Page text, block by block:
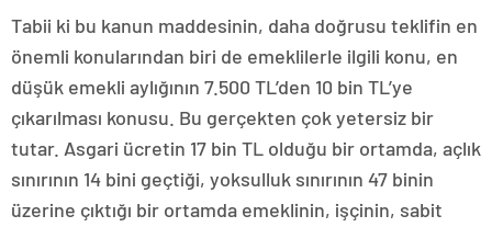
Tabii ki bu kanun maddesinin, daha doğrusu teklifin en
önemli konularından biri de emeklilerle ilgili konu, en
düşük emekli aylığının 7.500 TL’den 10 bin TL’ye
çıkarılması konusu. Bu gerçekten çok yetersiz bir
tutar. Asgari ücretin 17 bin TL olduğu bir ortamda, açlık
sınırının 14 bini geçtiği, yoksulluk sınırının 47 binin
üzerine çıktığı bir ortamda emeklinin, işçinin, sabit